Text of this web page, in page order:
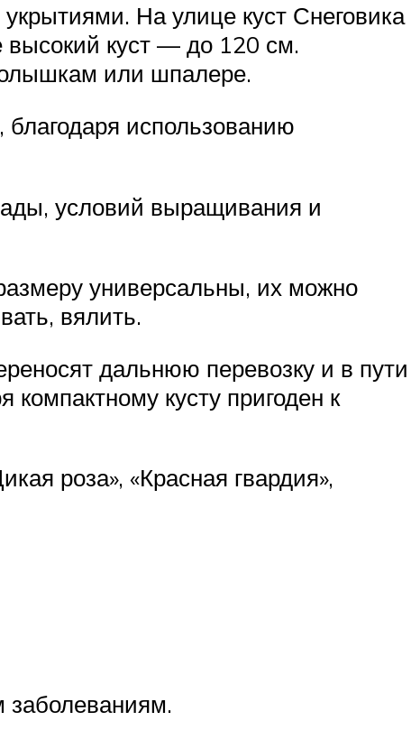
На улице куст Снеговика
высокий куст — до 120 см.
или шпалере.
использованию
условий выращивания и
универсальны, их можно
вялить.
дальнюю перевозку и в пути
компактному кусту пригоден к
роза», «Красная гвардия»,